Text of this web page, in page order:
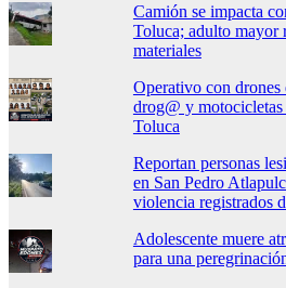
Camión se impacta
Toluca; adulto mayor
materiales
Operativo con drones
drog@ y
Toluca
Reportan personas
en San Pedro
violencia registrados
Adolescente muere
para una